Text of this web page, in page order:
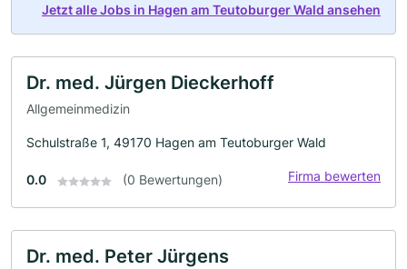
Jetzt alle Jobs in Hagen am Teutoburger Wald ansehen
Dr. med. Jürgen Dieckerhoff
Allgemeinmedizin
Schulstraße 1, 49170 Hagen am Teutoburger Wald
0.0 (0 Bewertungen) Firma bewerten
Dr. med. Peter Jürgens